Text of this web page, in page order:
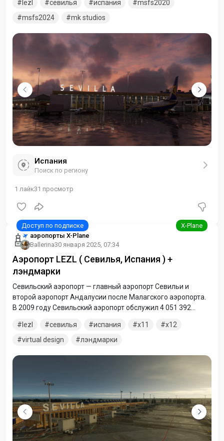
взлётно-посадочную полосу.
lezl севилья испания
msfs2020
msfs2024
mk studios
Испания
Поиск по региону
1 лайк31 просмотр
аэропорты X-Plane
Ballerina30 января 2025, 07:34
Аэропорт LEZL ( Севилья, Испания ) +
лэндмарки
Севильский аэропорт — главный аэропорт Севильи и
второй аэропорт Андалусии после Малагского аэропорта.
В 2009 году Севильский аэропорт обслужил 4 051 392
взлётно-посадочную полосу.
lezl севилья испания x11
x12
virtual design
лэндмарки